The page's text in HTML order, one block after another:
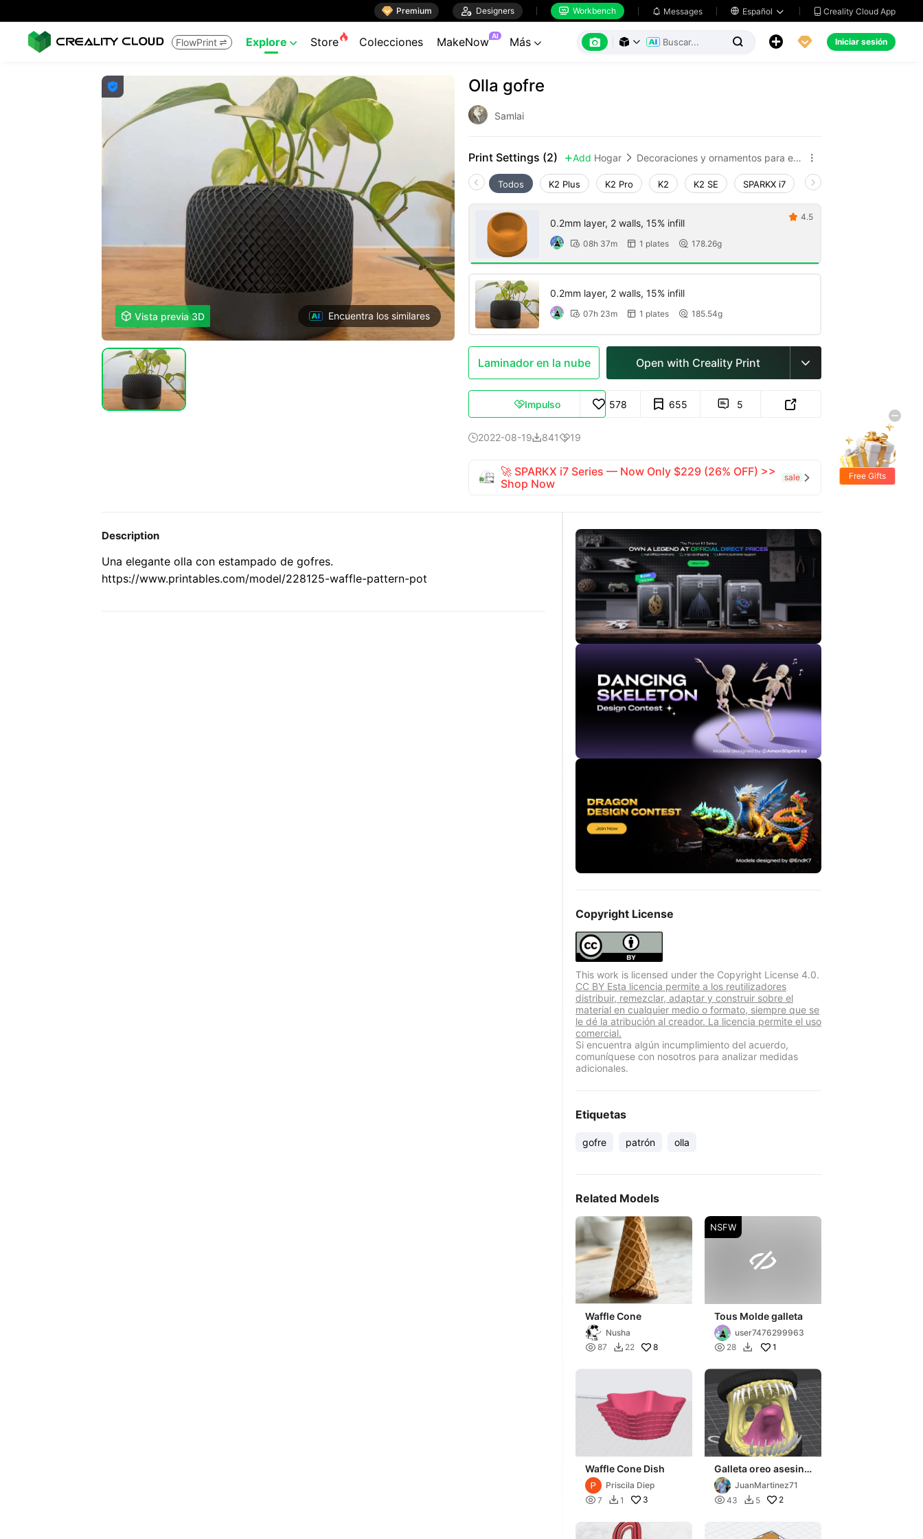
 Premium  Designers  Workbench  Messages  Español   Creality Cloud App
FlowPrint  Explore  Store Colecciones MakeNow AI Más        Iniciar sesión

 Vista previa 3D Encuentra los similares
Olla gofre
Samlai
Print Settings (2) Add Hogar  Decoraciones y ornamentos para el hogar 
Todos K2 Plus K2 Pro K2 K2 SE SPARKX i7 Creality Hi
0.2mm layer, 2 walls, 15% infill
 08h 37m  1 plates  178.26g
 4.5
0.2mm layer, 2 walls, 15% infill
 07h 23m  1 plates  185.54g
Laminador en la nube Open with Creality Print 
Impulso 578 655  5 
2022-08-1984119
🚀 SPARKX i7 Series — Now Only $229 (26% OFF) >>
Shop Now
sale 
Description
Una elegante olla con estampado de gofres.
https://www.printables.com/model/228125-waffle-pattern-pot
Copyright License
This work is licensed under the Copyright License 4.0.
CC BY Esta licencia permite a los reutilizadores
distribuir, remezclar, adaptar y construir sobre el
material en cualquier medio o formato, siempre que se
le dé la atribución al creador. La licencia permite el uso
comercial.
Si encuentra algún incumplimiento del acuerdo,
comuníquese con nosotros para analizar medidas
adicionales.
Etiquetas
gofre patrón olla
Related Models
Waffle Cone
Nusha
 87  22 8
NSFW

Tous Molde galleta
user7476299963
 28  1
Waffle Cone Dish
Priscila Diep
 7  1 3
Galleta oreo asesina
sabor vainilla
JuanMartinez71
 43  5 2
Free Gifts